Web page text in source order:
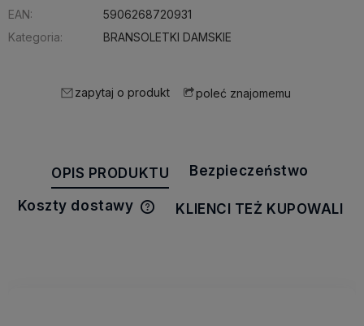
EAN:
5906268720931
Kategoria:
BRANSOLETKI DAMSKIE
zapytaj o produkt poleć znajomemu
OPIS PRODUKTU Bezpieczeństwo
Koszty dostawy
Cena nie zawiera ewentualnych
KLIENCI TEŻ KUPOWALI